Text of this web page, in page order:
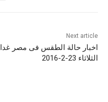
Next article
اخبار حالة الطقس فى مصر غدا
الثلاثاء 23-2-2016